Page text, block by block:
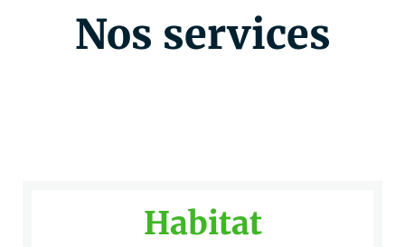
Nos services
Habitat